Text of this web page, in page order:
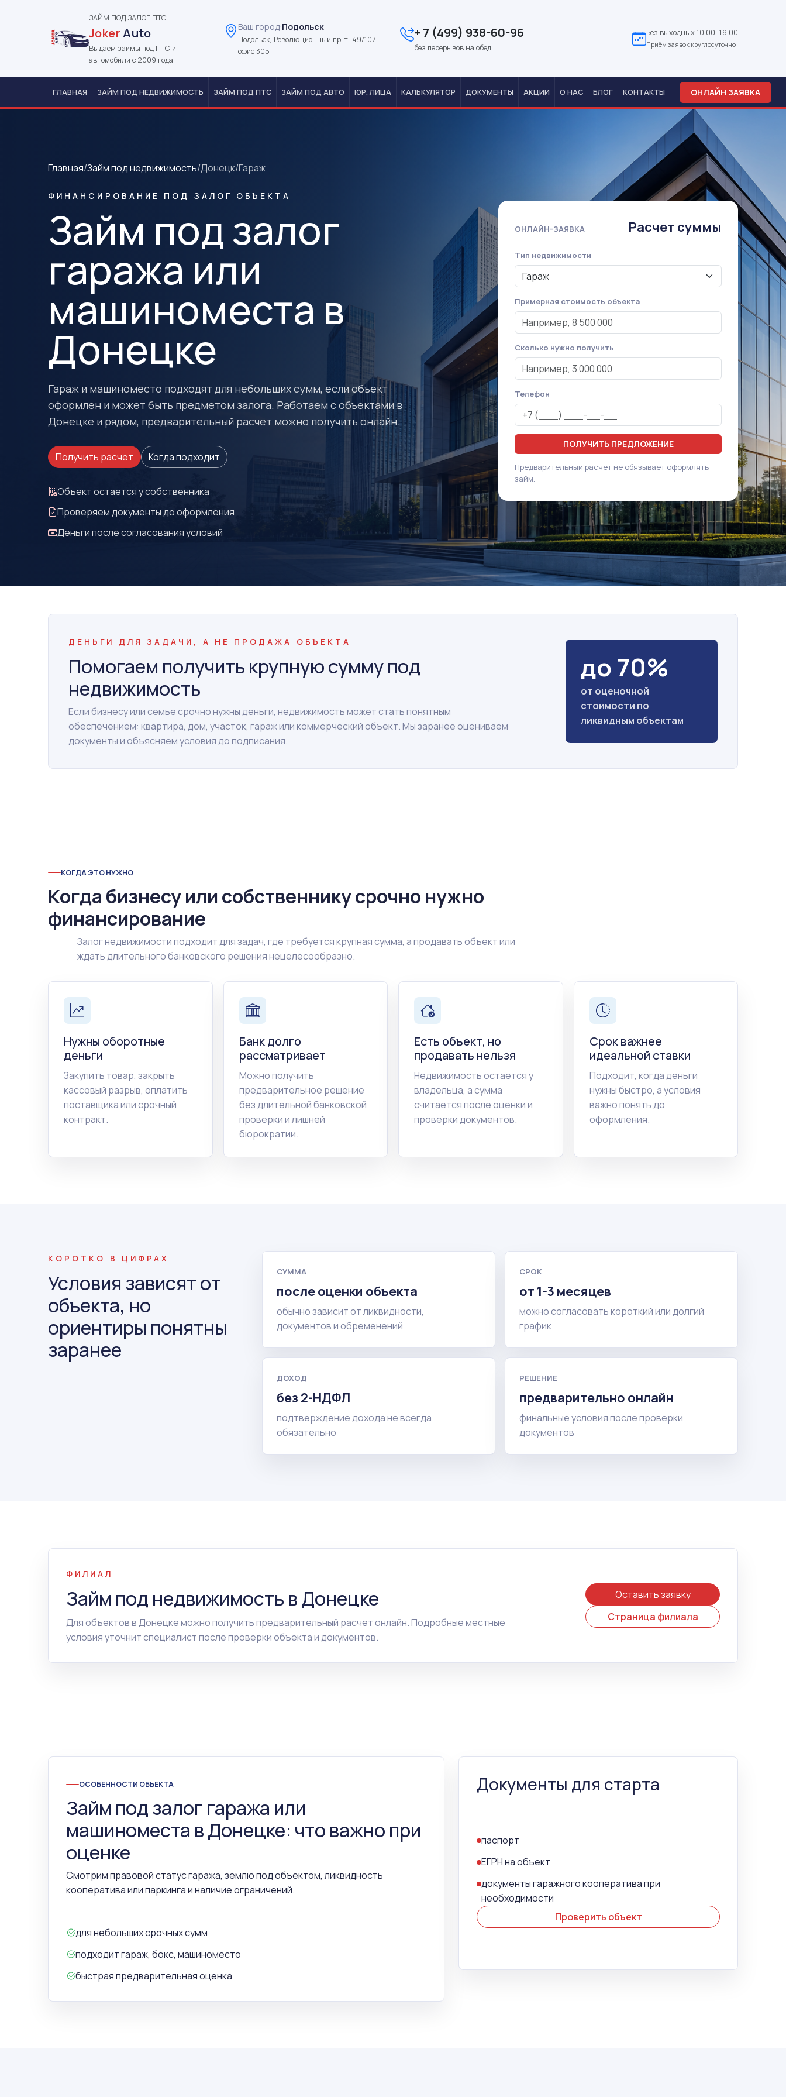
ЗАЙМ ПОД ЗАЛОГ ПТС
JokerAuto
Выдаем займы под ПТС и
автомобили с 2009 года
Ваш город:Подольск
Подольск, Революционный пр-т, 49/107
офис 305
+ 7 (499) 938-60-96
без перерывов на обед
Без выходных 10:00–19:00
Приём заявок круглосуточно
ГЛАВНАЯ ЗАЙМ ПОД НЕДВИЖИМОСТЬ ЗАЙМ ПОД ПТС ЗАЙМ ПОД АВТО ЮР. ЛИЦА КАЛЬКУЛЯТОР ДОКУМЕНТЫ АКЦИИ О НАС БЛОГ КОНТАКТЫ ОНЛАЙН ЗАЯВКА
Главная/Займ под недвижимость/Донецк/Гараж
ФИНАНСИРОВАНИЕ ПОД ЗАЛОГ ОБЪЕКТА
Займ под залог
гаража или
машиноместа в
Донецке
Гараж и машиноместо подходят для небольших сумм, если объект
оформлен и может быть предметом залога. Работаем с объектами в
Донецке и рядом, предварительный расчет можно получить онлайн.
Получить расчет Когда подходит
Объект остается у собственника
Проверяем документы до оформления
Деньги после согласования условий
ОНЛАЙН-ЗАЯВКА Расчет суммы
Тип недвижимости
Примерная стоимость объекта
Сколько нужно получить
Телефон
ПОЛУЧИТЬ ПРЕДЛОЖЕНИЕ
Предварительный расчет не обязывает оформлять
займ.
ДЕНЬГИ ДЛЯ ЗАДАЧИ, А НЕ ПРОДАЖА ОБЪЕКТА
Помогаем получить крупную сумму под
недвижимость
Если бизнесу или семье срочно нужны деньги, недвижимость может стать понятным
обеспечением: квартира, дом, участок, гараж или коммерческий объект. Мы заранее оцениваем
документы и объясняем условия до подписания.
до 70%
от оценочной
стоимости по
ликвидным объектам
КОГДА ЭТО НУЖНО
Когда бизнесу или собственнику срочно нужно
финансирование
Залог недвижимости подходит для задач, где требуется крупная сумма, а продавать объект или
ждать длительного банковского решения нецелесообразно.
Нужны оборотные
деньги
Закупить товар, закрыть
кассовый разрыв, оплатить
поставщика или срочный
контракт.
Банк долго
рассматривает
Можно получить
предварительное решение
без длительной банковской
проверки и лишней
бюрократии.
Есть объект, но
продавать нельзя
Недвижимость остается у
владельца, а сумма
считается после оценки и
проверки документов.
Срок важнее
идеальной ставки
Подходит, когда деньги
нужны быстро, а условия
важно понять до
оформления.
КОРОТКО В ЦИФРАХ
Условия зависят от
объекта, но
ориентиры понятны
заранее
СУММА
после оценки объекта
обычно зависит от ликвидности,
документов и обременений
СРОК
от 1-3 месяцев
можно согласовать короткий или долгий
график
ДОХОД
без 2-НДФЛ
подтверждение дохода не всегда
обязательно
РЕШЕНИЕ
предварительно онлайн
финальные условия после проверки
документов
ФИЛИАЛ
Займ под недвижимость в Донецке
Для объектов в Донецке можно получить предварительный расчет онлайн. Подробные местные
условия уточнит специалист после проверки объекта и документов.
Оставить заявку
Страница филиала
ОСОБЕННОСТИ ОБЪЕКТА
Займ под залог гаража или
машиноместа в Донецке: что важно при
оценке
Смотрим правовой статус гаража, землю под объектом, ликвидность
кооператива или паркинга и наличие ограничений.
для небольших срочных сумм
подходит гараж, бокс, машиноместо
быстрая предварительная оценка
Документы для старта
паспорт
ЕГРН на объект
документы гаражного кооператива при
необходимости
Проверить объект